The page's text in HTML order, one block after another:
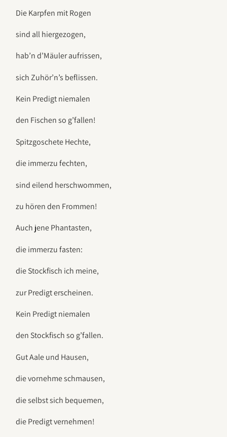
Die Karpfen mit Rogen
sind all hiergezogen,
hab’n d’Mäuler aufrissen,
sich Zuhör’n’s beflissen.
Kein Predigt niemalen
den Fischen so g’fallen!
Spitzgoschete Hechte,
die immerzu fechten,
sind eilend herschwommen,
zu hören den Frommen!
Auch jene Phantasten,
die immerzu fasten:
die Stockfisch ich meine,
zur Predigt erscheinen.
Kein Predigt niemalen
den Stockfisch so g’fallen.
Gut Aale und Hausen,
die vornehme schmausen,
die selbst sich bequemen,
die Predigt vernehmen!